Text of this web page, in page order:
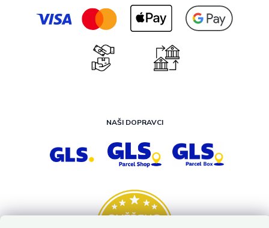
NAŠI DOPRAVCI